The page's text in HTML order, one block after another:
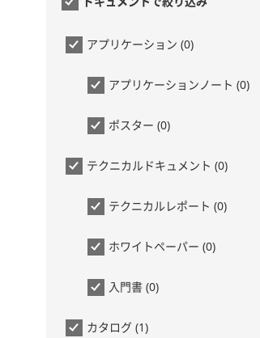
アプリケーション (0)
アプリケーションノート (0)
ポスター (0)
テクニカルドキュメント (0)
テクニカルレポート (0)
ホワイトペーパー (0)
入門書 (0)
カタログ (1)